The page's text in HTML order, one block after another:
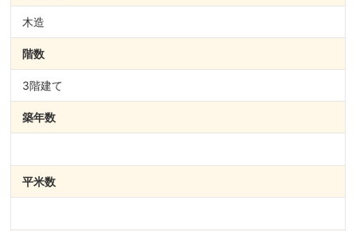
木造
階数
3階建て
築年数
平米数